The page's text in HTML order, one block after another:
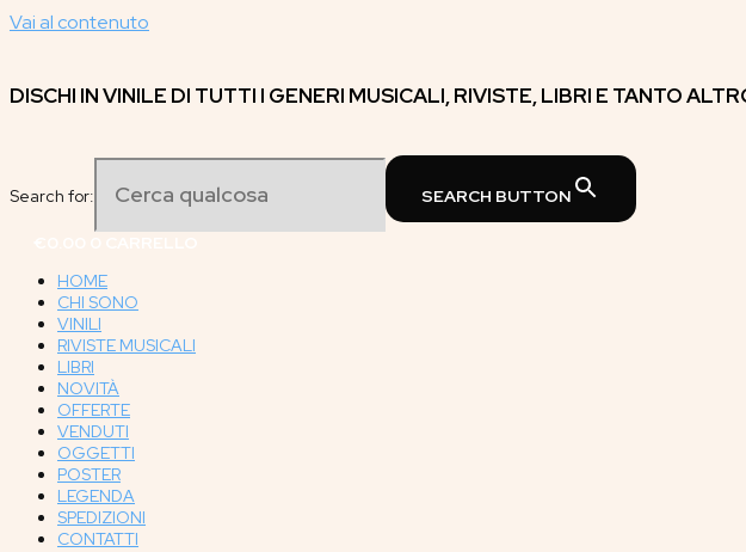
Vai al contenuto
DISCHI IN VINILE DI TUTTI I GENERI MUSICALI, RIVISTE, LIBRI E TANTO
Search for: SEARCH BUTTON
HOME
CHI SONO
VINILI
RIVISTE MUSICALI
LIBRI
NOVITÀ
OFFERTE
VENDUTI
OGGETTI
POSTER
LEGENDA
SPEDIZIONI
CONTATTI